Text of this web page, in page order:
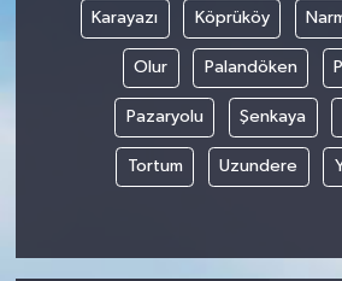
Karayazı Köprüköy
Olur Palandöken
Pazaryolu Şenkaya
Tortum Uzundere